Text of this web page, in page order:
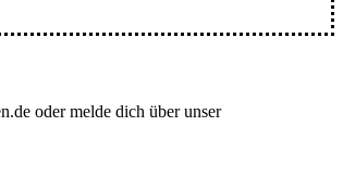
oder melde dich über unser